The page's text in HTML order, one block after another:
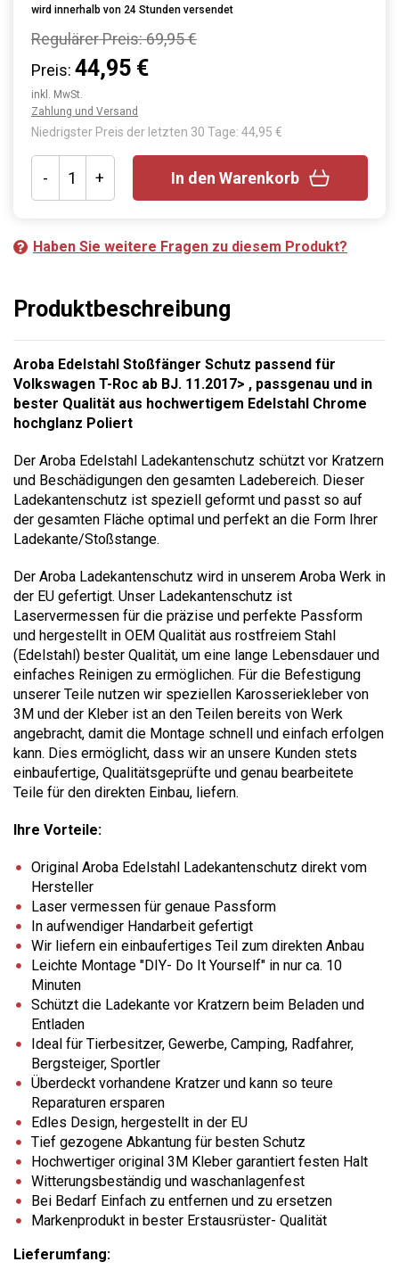
wird innerhalb von 24 Stunden versendet
Regulärer Preis:69,95 €
Preis: 44,95 €
inkl. MwSt.
Zahlung und Versand
Niedrigster Preis der letzten 30 Tage: 44,95 €
- + In den Warenkorb
Haben Sie weitere Fragen zu diesem Produkt?
Produktbeschreibung
Aroba Edelstahl Stoßfänger Schutz passend für
Volkswagen T-Roc ab BJ. 11.2017> , passgenau und in
bester Qualität aus hochwertigem Edelstahl Chrome
hochglanz Poliert
Der Aroba Edelstahl Ladekantenschutz schützt vor Kratzern
und Beschädigungen den gesamten Ladebereich. Dieser
Ladekantenschutz ist speziell geformt und passt so auf
der gesamten Fläche optimal und perfekt an die Form Ihrer
Ladekante/Stoßstange.
Der Aroba Ladekantenschutz wird in unserem Aroba Werk in
der EU gefertigt. Unser Ladekantenschutz ist
Laservermessen für die präzise und perfekte Passform
und hergestellt in OEM Qualität aus rostfreiem Stahl
(Edelstahl) bester Qualität, um eine lange Lebensdauer und
einfaches Reinigen zu ermöglichen. Für die Befestigung
unserer Teile nutzen wir speziellen Karosseriekleber von
3M und der Kleber ist an den Teilen bereits von Werk
angebracht, damit die Montage schnell und einfach erfolgen
kann. Dies ermöglicht, dass wir an unsere Kunden stets
einbaufertige, Qualitätsgeprüfte und genau bearbeitete
Teile für den direkten Einbau, liefern.
Ihre Vorteile:
Original Aroba Edelstahl Ladekantenschutz direkt vom
Hersteller
Laser vermessen für genaue Passform
In aufwendiger Handarbeit gefertigt
Wir liefern ein einbaufertiges Teil zum direkten Anbau
Leichte Montage "DIY- Do It Yourself" in nur ca. 10
Minuten
Schützt die Ladekante vor Kratzern beim Beladen und
Entladen
Ideal für Tierbesitzer, Gewerbe, Camping, Radfahrer,
Bergsteiger, Sportler
Überdeckt vorhandene Kratzer und kann so teure
Reparaturen ersparen
Edles Design, hergestellt in der EU
Tief gezogene Abkantung für besten Schutz
Hochwertiger original 3M Kleber garantiert festen Halt
Witterungsbeständig und waschanlagenfest
Bei Bedarf Einfach zu entfernen und zu ersetzen
Markenprodukt in bester Erstausrüster- Qualität
Lieferumfang: